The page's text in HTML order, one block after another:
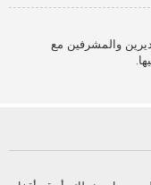
والمشرفين مع